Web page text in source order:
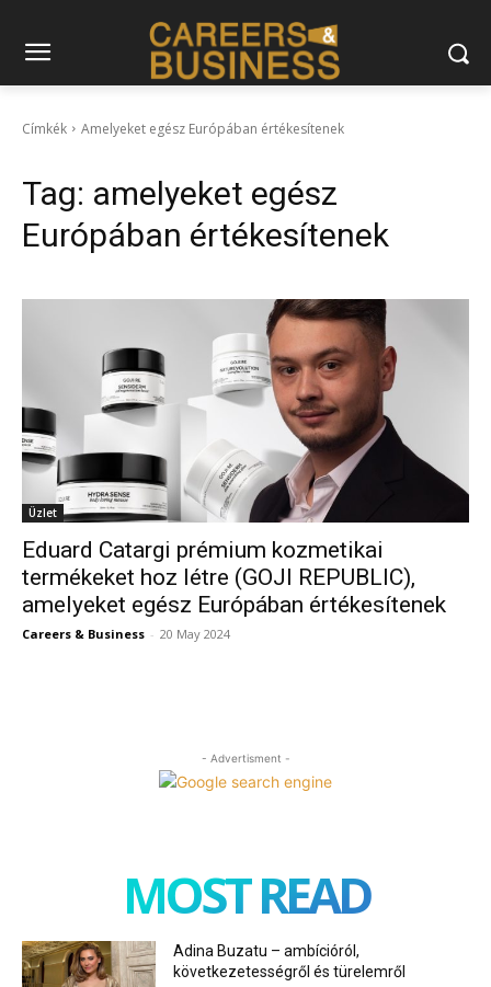
Címkék Amelyeket egész Európában értékesítenek
Tag: amelyeket egész
Európában értékesítenek
Üzlet
Eduard Catargi prémium kozmetikai
termékeket hoz létre (GOJI REPUBLIC),
amelyeket egész Európában értékesítenek
Careers & Business - 20 May 2024
- Advertisment -
MOST READ
Adina Buzatu – ambícióról,
következetességről és türelemről